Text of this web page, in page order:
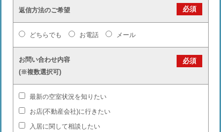
返信方法のご希望 必須
どちらでも お電話 メール
お問い合わせ内容
(※複数選択可)
必須
最新の空室状況を知りたい
お店(不動産会社)に行きたい
入居に関して相談したい